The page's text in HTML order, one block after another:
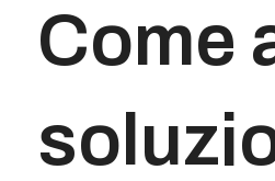
Come